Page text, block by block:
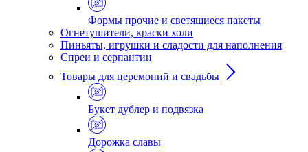
Формы прочие и светящиеся пакеты
Огнетушители, краски холи
Пиньяты, игрушки и сладости для наполнения
Спреи и серпантин
Товары для церемоний и свадьбы
Букет дублер и подвязка
Дорожка славы